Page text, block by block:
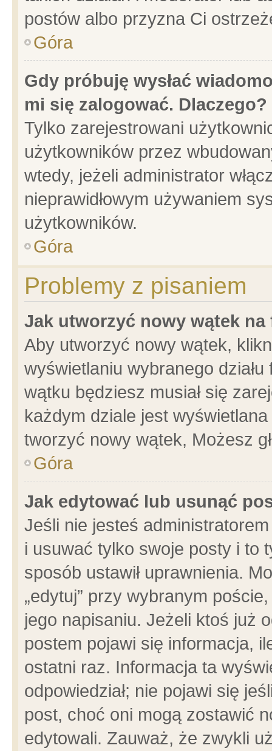
postów albo przyzna Ci
Góra
Gdy próbuję wysłać
mi się zalogować. Dlaczego?
Tylko zarejestrowani
użytkowników przez
wtedy, jeżeli administrator
nieprawidłowym używaniem
użytkowników.
Góra
Problemy z pisaniem
Jak utworzyć nowy wątek na
Aby utworzyć nowy wątek,
wyświetlaniu wybranego
wątku będziesz musiał się
każdym dziale jest
tworzyć nowy wątek, Możesz
Góra
Jak edytować lub usunąć
Jeśli nie jesteś
i usuwać tylko swoje posty i to
sposób ustawił uprawnienia.
„edytuj” przy wybranym
jego napisaniu. Jeżeli ktoś już
postem pojawi się informacja,
ostatni raz. Informacja ta
odpowiedział; nie pojawi się
post, choć oni mogą zostawić
edytowali. Zauważ, że zwykli